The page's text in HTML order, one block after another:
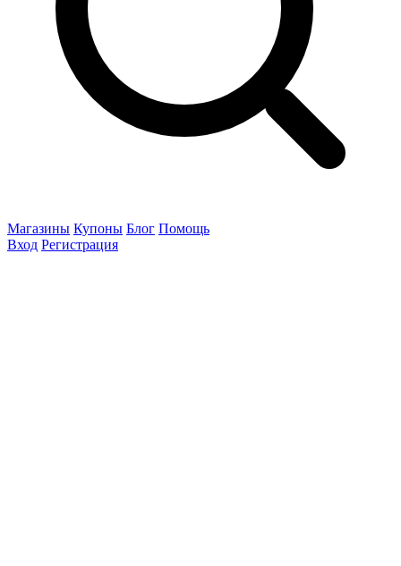
Магазины Купоны Блог Помощь
Вход Регистрация